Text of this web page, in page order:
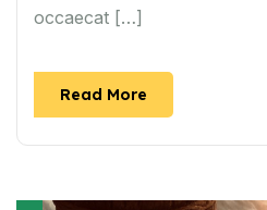
occaecat […]
Read More